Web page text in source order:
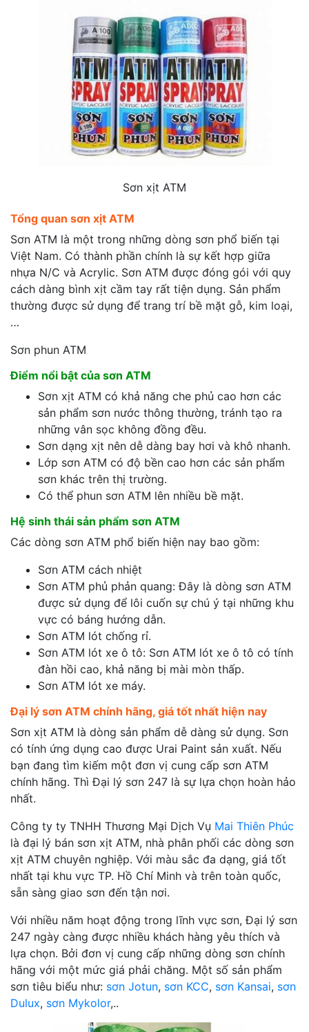
Sơn xịt ATM
Tổng quan sơn xịt ATM
Sơn ATM là một trong những dòng sơn phổ biến tại
Việt Nam. Có thành phần chính là sự kết hợp giữa
nhựa N/C và Acrylic. Sơn ATM được đóng gói với quy
cách dàng bình xịt cầm tay rất tiện dụng. Sản phẩm
thường được sử dụng để trang trí bề mặt gỗ, kim loại,
…
Sơn phun ATM
Điểm nổi bật của sơn ATM
Sơn xịt ATM có khả năng che phủ cao hơn các
sản phẩm sơn nước thông thường, tránh tạo ra
những vân sọc không đồng đều.
Sơn dạng xịt nên dễ dàng bay hơi và khô nhanh.
Lớp sơn ATM có độ bền cao hơn các sản phẩm
sơn khác trên thị trường.
Có thể phun sơn ATM lên nhiều bề mặt.
Hệ sinh thái sản phẩm sơn ATM
Các dòng sơn ATM phổ biến hiện nay bao gồm:
Sơn ATM cách nhiệt
Sơn ATM phủ phản quang: Đây là dòng sơn ATM
được sử dụng để lôi cuốn sự chú ý tại những khu
vực có báng hướng dẫn.
Sơn ATM lót chống rỉ.
Sơn ATM lót xe ô tô: Sơn ATM lót xe ô tô có tính
đàn hồi cao, khả năng bị mài mòn thấp.
Sơn ATM lót xe máy.
Đại lý sơn ATM chính hãng, giá tốt nhất hiện nay
Sơn xịt ATM là dòng sản phẩm dễ dàng sử dụng. Sơn
có tính ứng dụng cao được Urai Paint sản xuất. Nếu
bạn đang tìm kiếm một đơn vị cung cấp sơn ATM
chính hãng. Thì Đại lý sơn 247 là sự lựa chọn hoàn hảo
nhất.
Công ty ty TNHH Thương Mại Dịch Vụ Mai Thiên Phúc
là đại lý bán sơn xịt ATM, nhà phân phối các dòng sơn
xịt ATM chuyên nghiệp. Với màu sắc đa dạng, giá tốt
nhất tại khu vực TP. Hồ Chí Minh và trên toàn quốc,
sẵn sàng giao sơn đến tận nơi.
Với nhiều năm hoạt động trong lĩnh vực sơn, Đại lý sơn
247 ngày càng được nhiều khách hàng yêu thích và
lựa chọn. Bởi đơn vị cung cấp những dòng sơn chính
hãng với một mức giá phải chăng. Một số sản phẩm
sơn tiêu biểu như: sơn Jotun, sơn KCC, sơn Kansai, sơn
Dulux, sơn Mykolor,..